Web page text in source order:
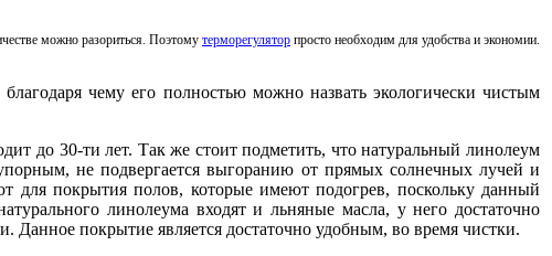
можно разориться. Поэтому терморегулятор просто необходим для удобства и экономии.
чему его полностью можно назвать экологически чистым
до 30-ти лет. Так же стоит подметить, что натуральный линолеум
не подвергается выгоранию от прямых солнечных лучей и
для покрытия полов, которые имеют подогрев, поскольку данный
линолеума входят и льняные масла, у него достаточно
Данное покрытие является достаточно удобным, во время чистки.